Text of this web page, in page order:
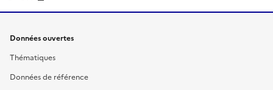
Données ouvertes
Thématiques
Données de référence